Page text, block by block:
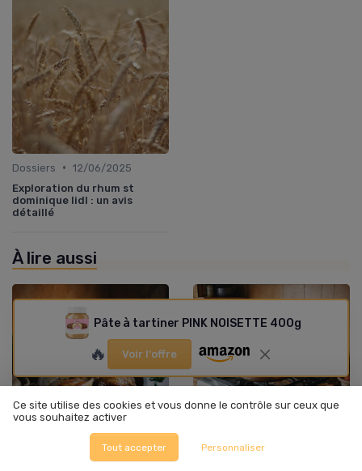
Dossiers • 12/06/2025
Exploration du rhum st
dominique lidl : un avis
détaillé
À lire aussi
Pâte à tartiner PINK NOISETTE 400g
🔥 Voir l'offre
Ce site utilise des cookies et vous donne le contrôle sur ceux que
vous souhaitez activer
Tout accepter Personnaliser